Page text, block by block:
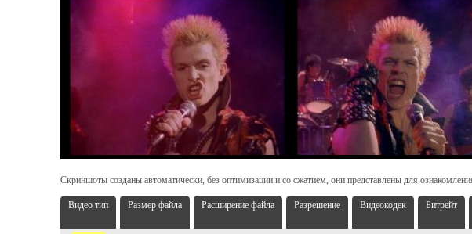
Скриншоты созданы автоматически, без оптимизации и со сжатием, они представлены для
Видео тип Размер файла Расширение файла Разрешение Видеокодек Битрейт